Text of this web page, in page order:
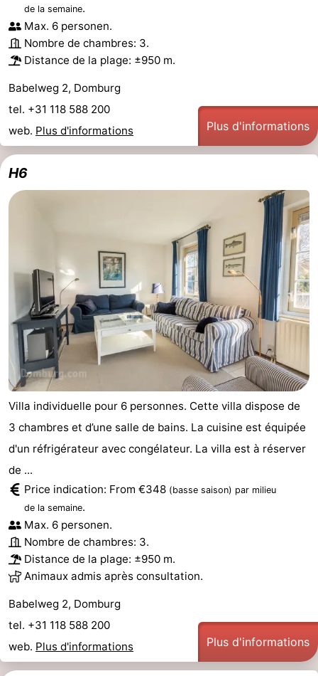
de la semaine.
Max. 6 personen.
Nombre de chambres: 3.
Distance de la plage: ±950 m.
Babelweg 2, Domburg
tel. +31 118 588 200
web. Plus d'informations Plus d'informations
H6
Villa individuelle pour 6 personnes. Cette villa dispose de
3 chambres et d’une salle de bains. La cuisine est équipée
d'un réfrigérateur avec congélateur. La villa est à réserver
de ...
Price indication: From €348 (basse saison) par milieu
de la semaine.
Max. 6 personen.
Nombre de chambres: 3.
Distance de la plage: ±950 m.
Animaux admis après consultation.
Babelweg 2, Domburg
tel. +31 118 588 200
web. Plus d'informations Plus d'informations